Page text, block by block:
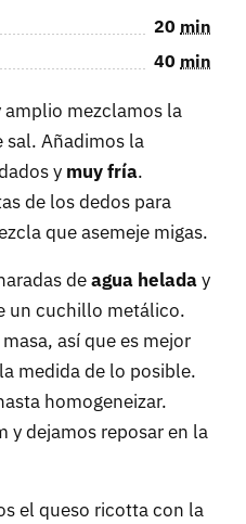
20 min
40 min
mezclamos la
sal. Añadimos la
y muy fría.
de los dedos para
que asemeje migas.
deagua heladay
un cuchillo metálico.
así que es mejor
medida de lo posible.
homogeneizar.
y dejamos reposar en la
el queso ricotta con la